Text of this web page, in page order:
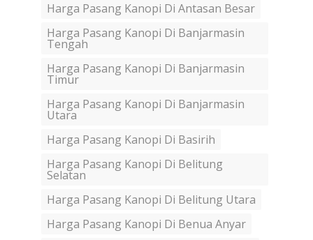
Harga Pasang Kanopi Di Antasan Besar
Harga Pasang Kanopi Di Banjarmasin
Tengah
Harga Pasang Kanopi Di Banjarmasin
Timur
Harga Pasang Kanopi Di Banjarmasin
Utara
Harga Pasang Kanopi Di Basirih
Harga Pasang Kanopi Di Belitung
Selatan
Harga Pasang Kanopi Di Belitung Utara
Harga Pasang Kanopi Di Benua Anyar